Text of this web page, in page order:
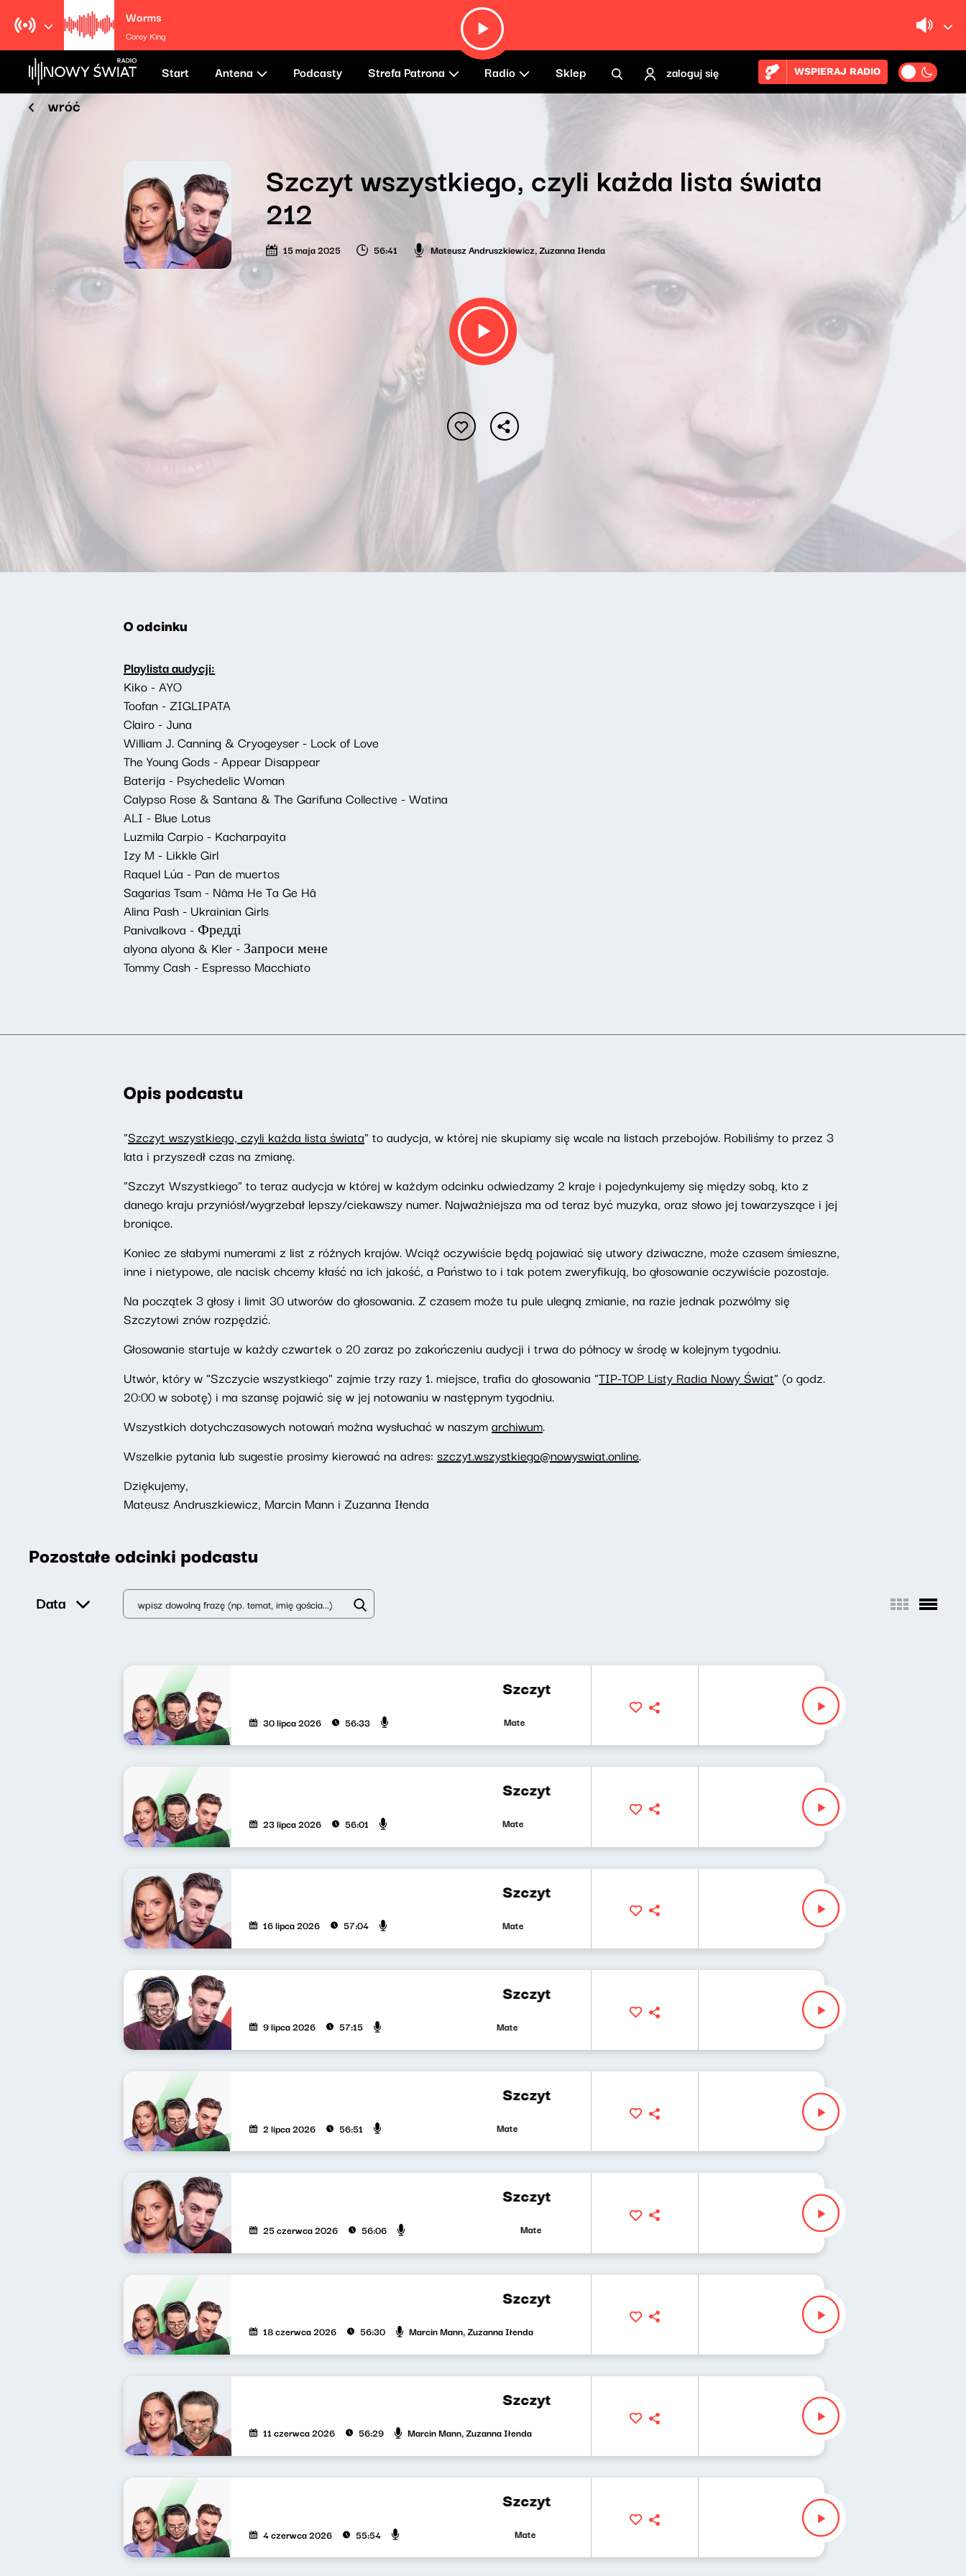
Worms
Corey King
Start Antena Podcasty Strefa Patrona Radio Sklep zaloguj się WSPIERAJ RADIO
wróć
Szczyt wszystkiego, czyli każda lista świata
212
15 maja 2025 56:41 Mateusz Andruszkiewicz,Zuzanna Iłenda
O odcinku
Playlista audycji:
Kiko - AYO
Toofan - ZIGLIPATA
Clairo - Juna
William J. Canning & Cryogeyser - Lock of Love
The Young Gods - Appear Disappear
Baterija - Psychedelic Woman
Calypso Rose & Santana & The Garifuna Collective - Watina
ALI - Blue Lotus
Luzmila Carpio - Kacharpayita
Izy M - Likkle Girl
Raquel Lúa - Pan de muertos
Sagarias Tsam - Nâma He Ta Ge Hâ
Alina Pash - Ukrainian Girls
Panivalkova - Фредді
alyona alyona & Kler - Запроси мене
Tommy Cash - Espresso Macchiato
Opis podcastu
"Szczyt wszystkiego, czyli każda lista świata" to audycja, w której nie skupiamy się wcale na listach przebojów. Robiliśmy to przez 3
lata i przyszedł czas na zmianę.
"Szczyt Wszystkiego" to teraz audycja w której w każdym odcinku odwiedzamy 2 kraje i pojedynkujemy się między sobą, kto z
danego kraju przyniósł/wygrzebał lepszy/ciekawszy numer. Najważniejsza ma od teraz być muzyka, oraz słowo jej towarzyszące i jej
broniące.
Koniec ze słabymi numerami z list z różnych krajów. Wciąż oczywiście będą pojawiać się utwory dziwaczne, może czasem śmieszne,
inne i nietypowe, ale nacisk chcemy kłaść na ich jakość, a Państwo to i tak potem zweryfikują, bo głosowanie oczywiście pozostaje.
Na początek 3 głosy i limit 30 utworów do głosowania. Z czasem może tu pule ulegną zmianie, na razie jednak pozwólmy się
Szczytowi znów rozpędzić.
Głosowanie startuje w każdy czwartek o 20 zaraz po zakończeniu audycji i trwa do północy w środę w kolejnym tygodniu.
Utwór, który w "Szczycie wszystkiego" zajmie trzy razy 1. miejsce, trafia do głosowania "TIP-TOP Listy Radia Nowy Świat" (o godz.
20:00 w sobotę) i ma szansę pojawić się w jej notowaniu w następnym tygodniu.
Wszystkich dotychczasowych notowań można wysłuchać w naszymarchiwum.
Wszelkie pytania lub sugestie prosimy kierować na adres: szczyt.wszystkiego@nowyswiat.online.
Dziękujemy,
Mateusz Andruszkiewicz, Marcin Mann i Zuzanna Iłenda
Pozostałe odcinki podcastu
Data
Szczyt wszystkiego, czyli każda lista świata 274
30 lipca 2026 56:33 Mateusz Andruszkiewicz, Marcin Mann, Zuzanna Iłenda
Szczyt wszystkiego, czyli każda lista świata 273
23 lipca 2026 56:01 Mateusz Andruszkiewicz, Marcin Mann, Zuzanna Iłenda
Szczyt wszystkiego, czyli każda lista świata 272
16 lipca 2026 57:04 Mateusz Andruszkiewicz, Zuzanna Iłenda
Szczyt wszystkiego, czyli każda lista świata 271
9 lipca 2026 57:15 Mateusz Andruszkiewicz, Marcin Mann
Szczyt wszystkiego, czyli każda lista świata 270
2 lipca 2026 56:51 Mateusz Andruszkiewicz, Marcin Mann, Zuzanna Iłenda
Szczyt wszystkiego, czyli każda lista świata 269
25 czerwca 2026 56:06 Mateusz Andruszkiewicz, Zuzanna Iłenda
Szczyt wszystkiego, czyli każda lista świata 268
18 czerwca 2026 56:30 Marcin Mann, Zuzanna Iłenda
Szczyt wszystkiego, czyli każda lista świata 267
11 czerwca 2026 56:29 Marcin Mann, Zuzanna Iłenda
Szczyt wszystkiego, czyli każda lista świata 266
4 czerwca 2026 55:54 Mateusz Andruszkiewicz, Marcin Mann, Zuzanna Iłenda